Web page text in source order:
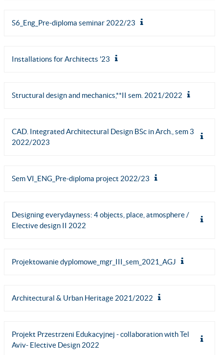
S6_Eng_Pre-diploma seminar 2022/23
Installations for Architects '23
Structural design and mechanics,**II sem. 2021/2022
CAD. Integrated Architectural Design BSc in Arch., sem 3
2022/2023
Sem VI_ENG_Pre-diploma project 2022/23
Designing everydayness: 4 objects, place, atmosphere /
Elective design II 2022
Projektowanie dyplomowe_mgr_III_sem_2021_AGJ
Architectural & Urban Heritage 2021/2022
Projekt Przestrzeni Edukacyjnej - collaboration with Tel
Aviv- Elective Design 2022